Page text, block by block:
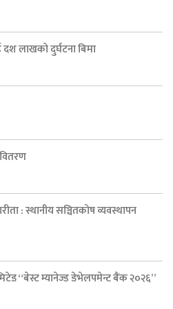
लाखको दुर्घटना बिमा
: स्थानीय सञ्चितकोष व्यवस्थापन
“बेस्ट म्यानेज्ड डेभेलपमेन्ट बैंक २०२६”